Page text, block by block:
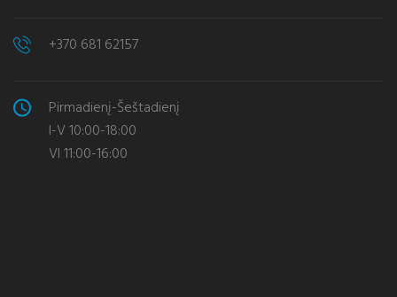
+370 681 62157
Pirmadienį-Šeštadienį
I-V 10:00-18:00
VI 11:00-16:00